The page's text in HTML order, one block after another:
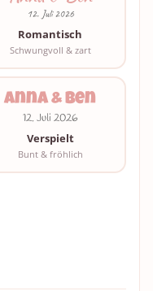
12. Juli 2026
Romantisch
Schwungvoll & zart
Anna & Ben
12. Juli 2026
Verspielt
Bunt & fröhlich